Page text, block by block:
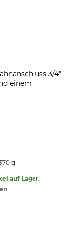
3/4"
einem
g
auf Lager.